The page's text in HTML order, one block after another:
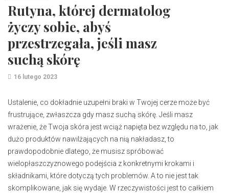
Rutyna, której dermatolog
życzy sobie, abyś
przestrzegała, jeśli masz
suchą skórę
16 lutego 2023
Ustalenie, co dokładnie uzupełni braki w Twojej cerze może być
frustrujące, zwłaszcza gdy masz suchą skórę. Jeśli masz
wrażenie, że Twoja skóra jest wciąż napięta bez względu na to, jak
dużo produktów nawilżających na nią nakładasz, to
prawdopodobnie dlatego, że musisz spróbować
wielopłaszczyznowego podejścia z konkretnymi krokami i
składnikami, które dotyczą tych problemów. A to nie jest tak
skomplikowane, jak się wydaje. W rzeczywistości jest to całkiem